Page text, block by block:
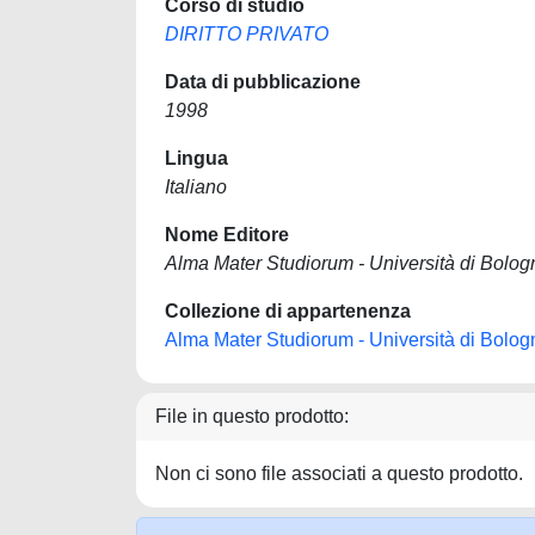
Corso di studio
DIRITTO PRIVATO
Data di pubblicazione
1998
Lingua
Italiano
Nome Editore
Alma Mater Studiorum - Università di
Collezione di appartenenza
Alma Mater Studiorum - Università di
File in questo prodotto:
Non ci sono file associati a questo prodotto.